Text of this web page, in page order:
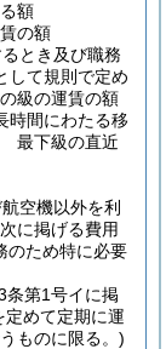
額
の額
とき及び職務
して規則で定め
級の運賃の額
時間にわたる移
最下級の直近
空機以外を利
に掲げる費用
のため特に必要
条第1号イに掲
定めて定期に運
ものに限る。)